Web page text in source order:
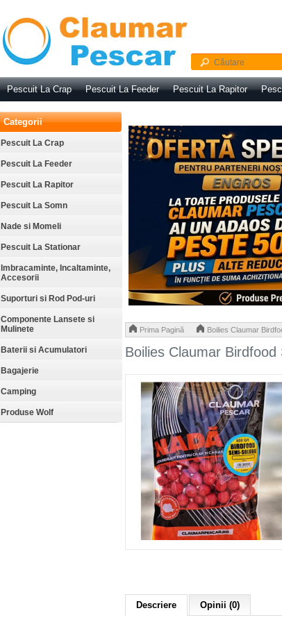
Pescuit La Crap Pescuit La Feeder Pescuit La Rapitor
Categorii
Pescuit La Crap
Pescuit La Feeder
Pescuit La Rapitor
Pescuit La Somn
Nade si Momeli
Pescuit La Stationar
Imbracaminte, Incaltaminte,
Accesorii
Suporturi si Rod Pod-uri
Componente Lansete si
Mulinete
Baterii si Acumulatori
Bagajerie
Camping
Produse Wolf
Prima Pagină Boilies Claumar
Boilies Claumar
Descriere Opinii (0)